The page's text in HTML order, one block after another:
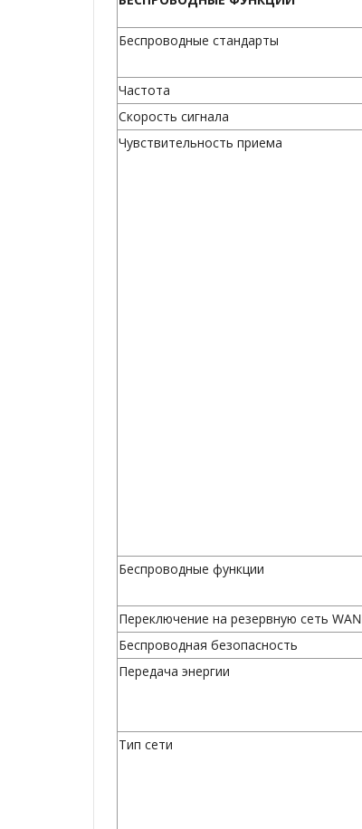
Беспроводные стандарты
Частота
Скорость сигнала
Чувствительность приема
Беспроводные функции
Переключение на резервную сеть WAN
Беспроводная безопасность
Передача энергии
Тип сети